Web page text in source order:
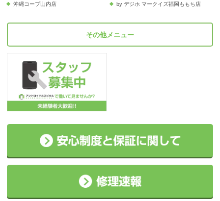
沖縄コープ山内店
by デジホ マークイズ福岡ももち店
その他メニュー